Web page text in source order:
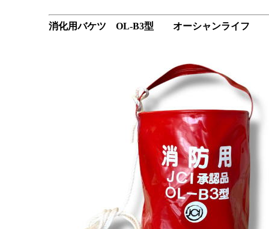
消化用バケツ OL-B3型 オーシャンライフ